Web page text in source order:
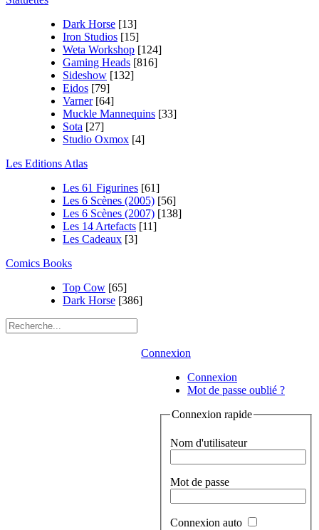
Dark Horse [13]
Iron Studios [15]
Weta Workshop [124]
Gaming Heads [816]
Sideshow [132]
Eidos [79]
Varner [64]
Muckle Mannequins [33]
Sota [27]
Studio Oxmox [4]
Les Editions Atlas
Les 61 Figurines [61]
Les 6 Scènes (2005) [56]
Les 6 Scènes (2007) [138]
Les 14 Artefacts [11]
Les Cadeaux [3]
Comics Books
Top Cow [65]
Dark Horse [386]
Connexion
Connexion
Mot de passe oublié ?
Connexion rapide
Nom d'utilisateur
Mot de passe
Connexion auto